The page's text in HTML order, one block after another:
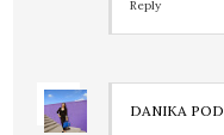
Reply
DANIKA